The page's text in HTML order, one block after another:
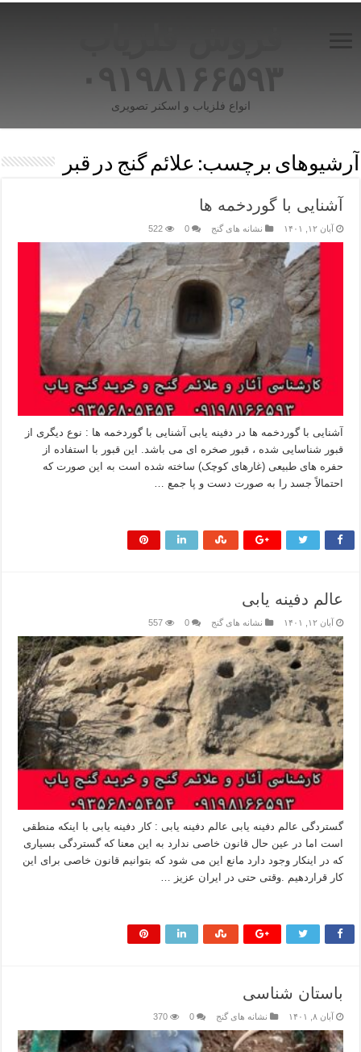
۰۹۱۹۸۱۶۶۵۹۳
انواع فلزیاب و اسکنر تصویری
آرشیوهای برچسب: علائم گنج در قبر
آشنایی با گوردخمه ها
آبان ۱۲, ۱۴۰۱ نشانه های گنج 0
522
آشنایی با گوردخمه ها در دفینه یابی آشنایی با گوردخمه ها : نوع دیگری از
قبور شناسایی شده ، قبور صخره ای می باشد. این قبور با استفاده از
حفره های طبیعی (غارهای کوچک) ساخته شده است به این صورت که
احتمالاً جسد را به صورت دست و پا جمع …
عالم دفینه یابی
آبان ۱۲, ۱۴۰۱ نشانه های گنج 0
557
گستردگی عالم دفینه یابی عالم دفینه یابی : کار دفینه یابی با اینکه منطقی
است اما در عین حال قانون خاصی ندارد به این معنا که گستردگی بسیاری
که در اینکار وجود دارد مانع این می شود که بتوانیم قانون خاصی برای این
کار قراردهیم .وقتی حتی در ایران عزیز …
باستان شناسی
آبان ۸, ۱۴۰۱ نشانه های گنج 0
370